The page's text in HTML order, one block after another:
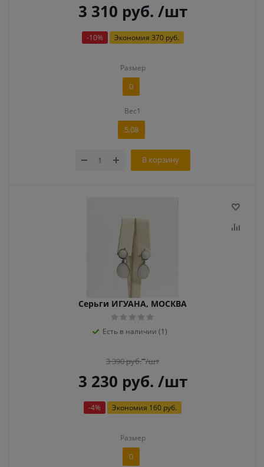
3 310 руб. /шт
-10% Экономия 370 руб.
Размер
0
Вес1
5,08
В корзину
Серьги ИГУАНА, МОСКВА
Есть в наличии (1)
3 390руб. /шт
3 230 руб. /шт
-4% Экономия 160 руб.
Размер
0